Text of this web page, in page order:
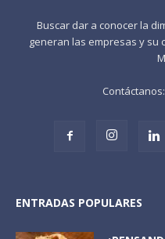
Buscar dar a conocer la
generan las empresas y su
Contáctanos:
ENTRADAS POPULARES